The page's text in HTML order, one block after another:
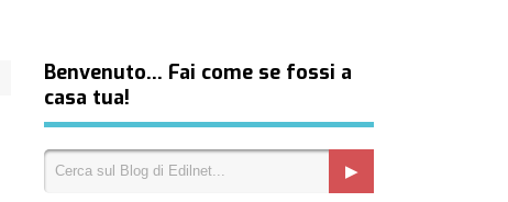
Benvenuto… Fai come se fossi a
casa tua!